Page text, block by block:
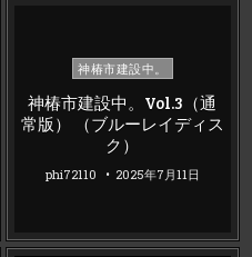
Posted
神椿市建設中。
神椿市建設中。Vol.3（通
常版） （ブルーレイディス
ク）
phi72110 2025年7月11日